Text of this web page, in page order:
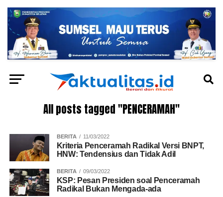
All posts tagged "PENCERAMAH"
BERITA 11/03/2022
Kriteria Penceramah Radikal Versi BNPT,
HNW: Tendensius dan Tidak Adil
BERITA 09/03/2022
KSP: Pesan Presiden soal Penceramah
Radikal Bukan Mengada-ada